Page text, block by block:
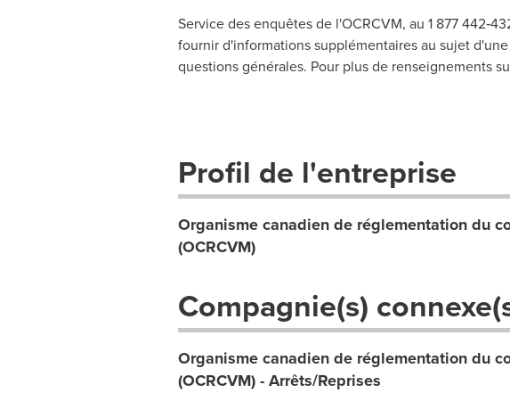
Service des enquêtes de l'OCRCVM, au 1 877
fournir d'informations supplémentaires au sujet
questions générales. Pour plus de renseignements
Profil de l'entreprise
Organisme canadien de réglementation du
(OCRCVM)
Compagnie(s)
Organisme canadien de réglementation du
(OCRCVM) - Arrêts/Reprises